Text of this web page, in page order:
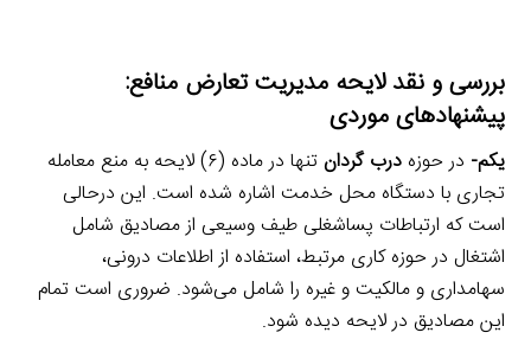
بررسی و نقد لایحه مدیریت تعارض منافع:
پیشنهادهای موردی
یکم- در حوزهدرب گردان
تنها در ماده (۶) لایحه به منع معامله
تجاری با دستگاه محل خدمت اشاره شده است. این درحالی
است که ارتباطات پساشغلی طیف وسیعی از مصادیق شامل
اشتغال در حوزه کاری مرتبط، استفاده از اطلاعات درونی،
سهامداری و مالکیت و غیره را شامل می‌شود. ضروری است تمام
این مصادیق در لایحه دیده شود.